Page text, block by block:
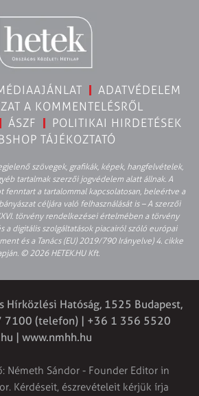
ADATVÉDELEM
A KOMMENTELÉSRŐL
ÁSZF
POLITIKAI HIRDETÉSEK
TÁJÉKOZTATÓ
szövegek, grafikák, képek, hangfelvételek,
tartalmak szerzői jogvédelem alatt állnak. A
fenntart a tartalommal kapcsolatosan, beleértve a
céljára való felhasználását is – A szerzői
törvény rendelkezései értelmében a törvény
a digitális szolgáltatások piacairól szóló európai
és a Tanács (EU) 2019/790 Irányelve) 4. cikke
© 2026 HETEK.HU Kft.
Hírközlési Hatóság, 1525 Budapest,
7100 (telefon) | +36 1 356 5520
| www.nmhh.hu
Németh Sándor - Founder Editor in
Kérdéseit, észrevételeit kérjük írja